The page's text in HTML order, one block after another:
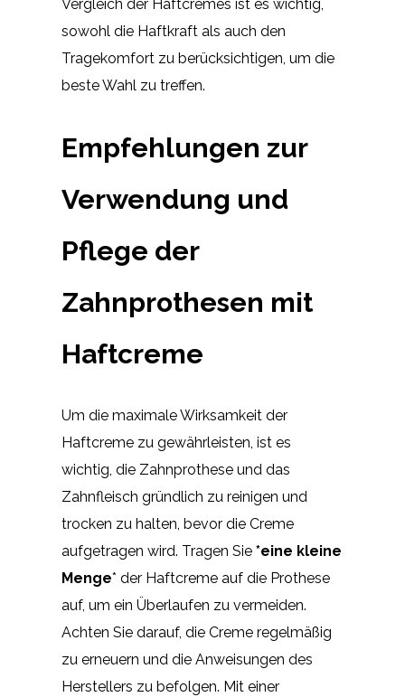
Vergleich der Haftcremes ist es wichtig,
sowohl die Haftkraft als auch den
Tragekomfort zu berücksichtigen, um die
beste Wahl zu treffen.
Empfehlungen zur
Verwendung und
Pflege der
Zahnprothesen mit
Haftcreme
Um die maximale Wirksamkeit der
Haftcreme zu gewährleisten, ist es
wichtig, die Zahnprothese und das
Zahnfleisch gründlich zu reinigen und
trocken zu halten, bevor die Creme
aufgetragen wird. Tragen Sie *eine kleine
Menge* der Haftcreme auf die Prothese
auf, um ein Überlaufen zu vermeiden.
Achten Sie darauf, die Creme regelmäßig
zu erneuern und die Anweisungen des
Herstellers zu befolgen. Mit einer